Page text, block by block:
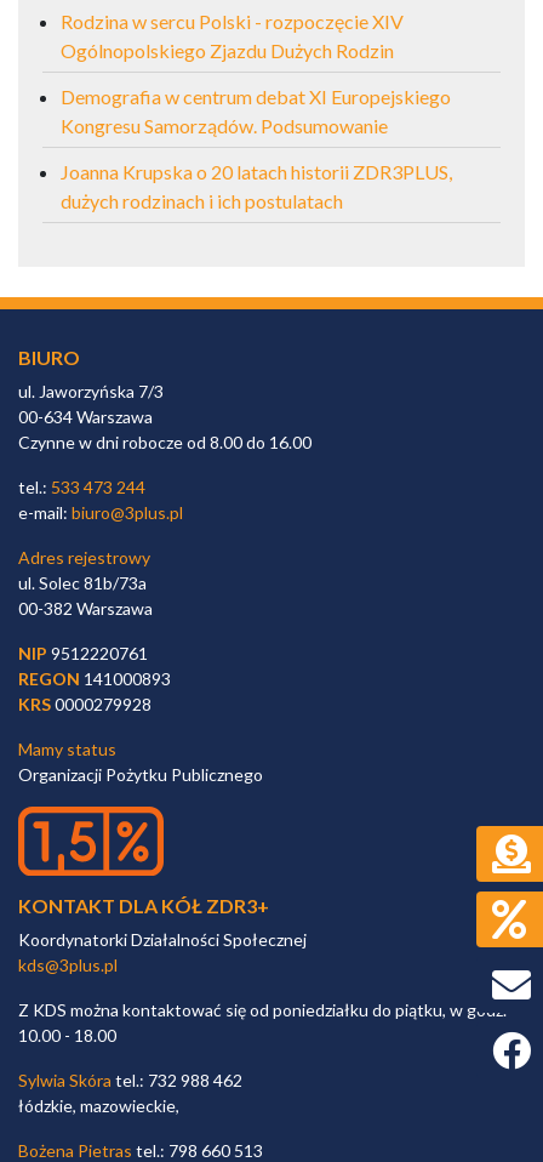
Rodzina w sercu Polski - rozpoczęcie XIV
Ogólnopolskiego Zjazdu Dużych Rodzin
Demografia w centrum debat XI Europejskiego
Kongresu Samorządów. Podsumowanie
Joanna Krupska o 20 latach historii ZDR3PLUS,
dużych rodzinach i ich postulatach
BIURO
ul. Jaworzyńska 7/3
00-634 Warszawa
Czynne w dni robocze od 8.00 do 16.00
tel.: 533 473 244
e-mail: biuro@3plus.pl
Adres rejestrowy
ul. Solec 81b/73a
00-382 Warszawa
NIP 9512220761
REGON 141000893
KRS0000279928
Mamy status
Organizacji Pożytku Publicznego
KONTAKT DLA KÓŁ ZDR3+
Koordynatorki Działalności Społecznej
kds@3plus.pl
Z KDS można kontaktować się od poniedziałku do piątku, w godz.
10.00 - 18.00
Sylwia Skóra tel.: 732 988 462
łódzkie, mazowieckie,
Bożena Pietras tel.: 798 660 513